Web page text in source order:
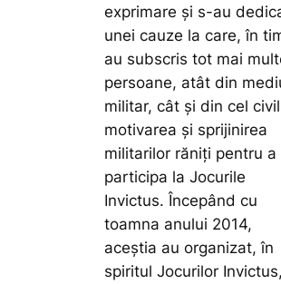
exprimare şi s-au
unei cauze la care, în
au subscris tot mai
persoane, atât din
militar, cât şi din cel
motivarea și sprijinirea
militarilor răniţi pentru a
participa la Jocurile
Invictus. Începând cu
toamna anului 2014,
aceștia au organizat, în
spiritul Jocurilor